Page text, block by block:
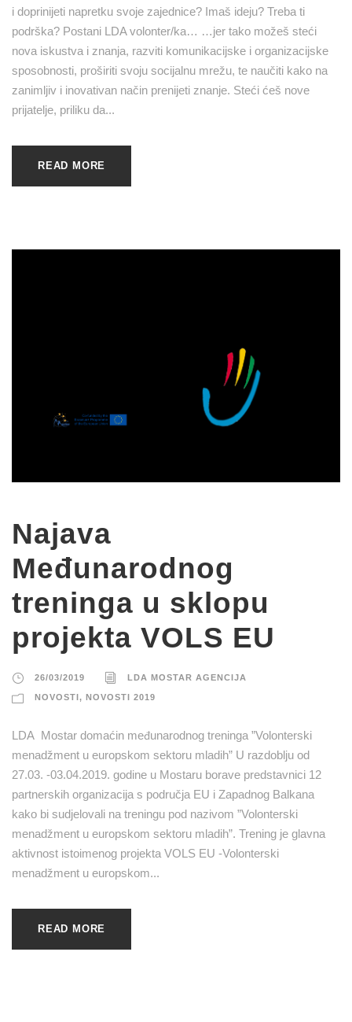
i doprinijeti napretku svoje zajednice? Imaš ideju? Treba ti
podrška? Postani LDA volonter/ka… …jer tako možeš steći
nova iskustva i znanja, razviti komunikacijske i organizacijske
sposobnosti, proširiti svoju socijalnu mrežu, te naučiti kako na
zanimljiv i inovativan način prenijeti znanje. Steći ćeš nove
prijatelje, priliku da...
READ MORE
Najava
Međunarodnog
treninga u sklopu
projekta VOLS EU
26/03/2019 LDA MOSTAR AGENCIJA
NOVOSTI, NOVOSTI 2019
LDA Mostar domaćin međunarodnog treninga ”Volonterski
menadžment u europskom sektoru mladih” U razdoblju od
27.03. -03.04.2019. godine u Mostaru borave predstavnici 12
partnerskih organizacija s područja EU i Zapadnog Balkana
kako bi sudjelovali na treningu pod nazivom ”Volonterski
menadžment u europskom sektoru mladih”. Trening je glavna
aktivnost istoimenog projekta VOLS EU -Volonterski
menadžment u europskom...
READ MORE